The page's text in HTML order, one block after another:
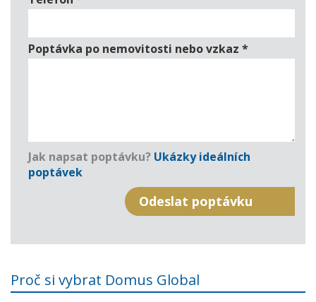
Poptávka po nemovitosti nebo vzkaz *
Jak napsat poptávku? Ukázky ideálních
poptávek
Proč si vybrat Domus Global